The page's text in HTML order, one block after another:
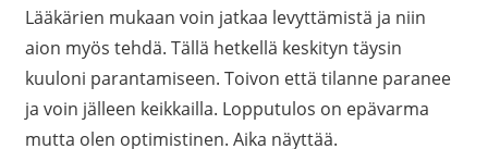
Lääkärien mukaan voin jatkaa levyttämistä ja niin
aion myös tehdä. Tällä hetkellä keskityn täysin
kuuloni parantamiseen. Toivon että tilanne paranee
ja voin jälleen keikkailla. Lopputulos on epävarma
mutta olen optimistinen. Aika näyttää.